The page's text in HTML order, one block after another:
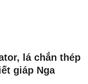
lá chắn thép
giáp Nga